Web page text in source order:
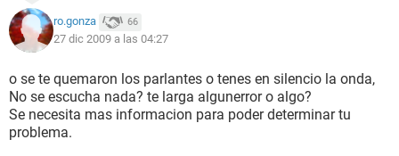
ro.gonza 66
27 dic 2009 a las 04:27
o se te quemaron los parlantes o tenes en silencio la onda,
No se escucha nada? te larga algunerror o algo?
Se necesita mas informacion para poder determinar tu
problema.